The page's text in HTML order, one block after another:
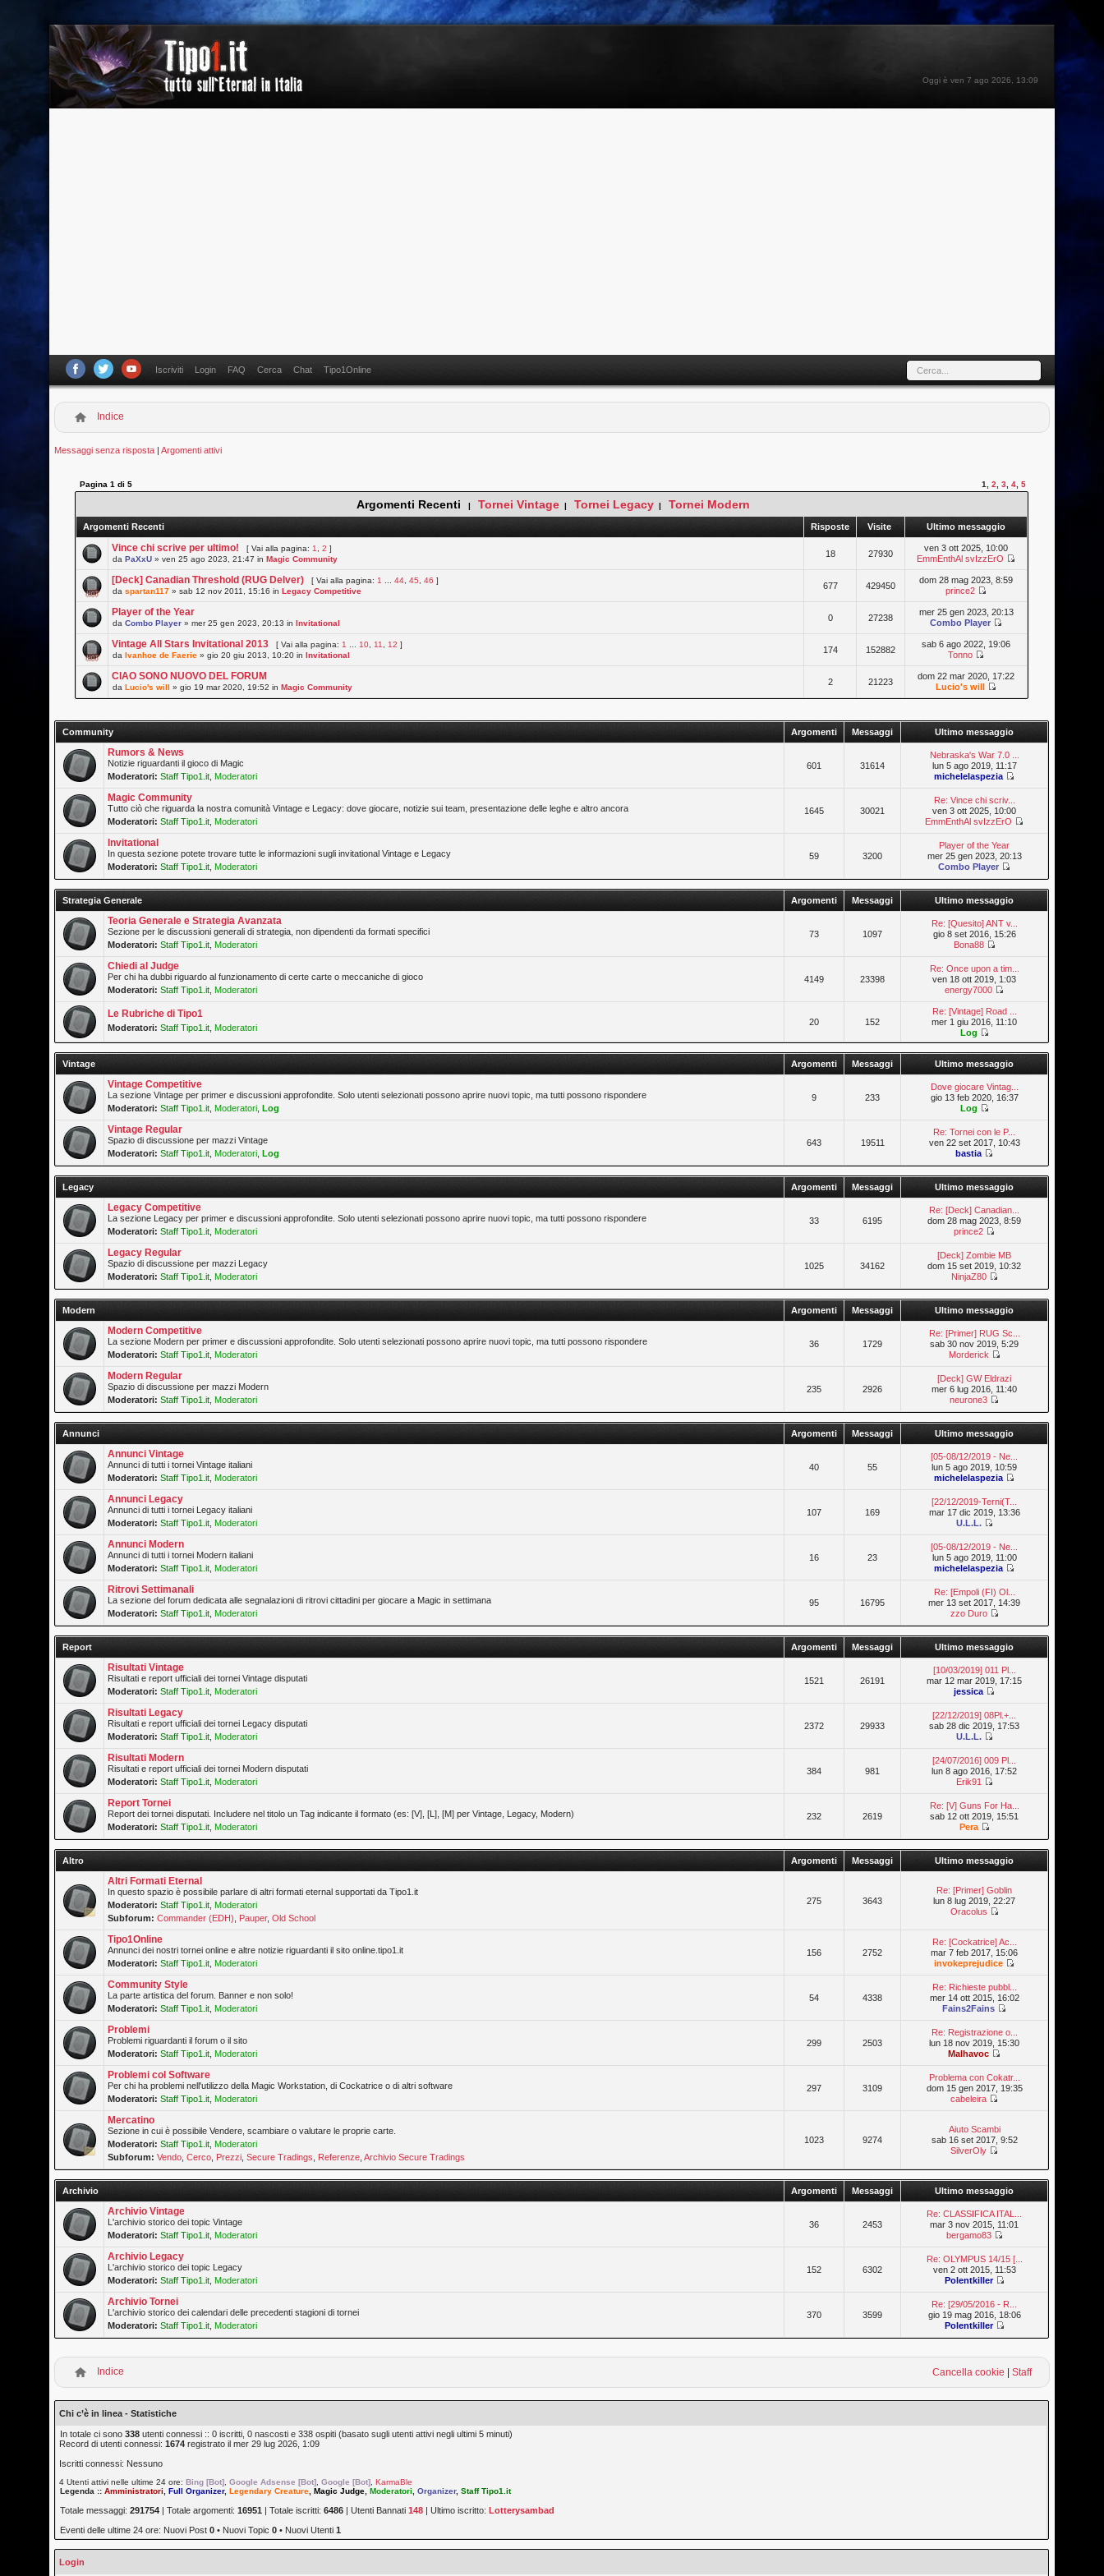
Oggi è ven 7 ago 2026, 13:09
Iscriviti Login FAQ Cerca Chat Tipo1Online
Indice
Messaggi senza risposta |Argomenti attivi
Pagina1 di5 1 ,2 ,3 ,4 ,5
Argomenti Recenti | Tornei Vintage | Tornei Legacy | Tornei Modern
Argomenti Recenti Risposte Visite Ultimo messaggio
Vince chi scrive per ultimo! [ Vai alla pagina: 1 ,2 ]
daPaXxU » ven 25 ago 2023, 21:47 inMagic Community
18 27930
ven 3 ott 2025, 10:00
EmmEnthAl svIzzErO
[Deck] Canadian Threshold (RUG Delver) [ Vai alla pagina: 1 ...44 ,45 ,46 ]
daspartan117 » sab 12 nov 2011, 15:16 inLegacy Competitive
677 429450
dom 28 mag 2023, 8:59
prince2
Player of the Year
daCombo Player » mer 25 gen 2023, 20:13 inInvitational
0 27238
mer 25 gen 2023, 20:13
Combo Player
Vintage All Stars Invitational 2013 [ Vai alla pagina: 1 10 11 12 ]
daIvanhoe de Faerie » gio 20 giu 2013, 10:20 inInvitational
174 152882
sab 6 ago 2022, 19:06
Tonno
CIAO SONO NUOVO DEL FORUM
daLucio's will » gio 19 mar 2020, 19:52 inMagic Community
2 21223
dom 22 mar 2020, 17:22
Lucio's will
Community Argomenti Messaggi Ultimo messaggio
Rumors & News
Notizie riguardanti il gioco di Magic
Moderatori: Staff Tipo1.it Moderatori
601 31614
Nebraska's War 7.0 ...
lun 5 ago 2019, 11:17
michelelaspezia
Magic Community
Tutto ciò che riguarda la nostra comunità Vintage e Legacy: dove giocare, notizie sui team, presentazione delle leghe e altro ancora
Moderatori: Staff Tipo1.it Moderatori
1645 30021
Re: Vince chi scriv...
ven 3 ott 2025, 10:00
EmmEnthAl svIzzErO
Invitational
In questa sezione potete trovare tutte le informazioni sugli invitational Vintage e Legacy
Moderatori: Staff Tipo1.it Moderatori
59 3200
Player of the Year
mer 25 gen 2023, 20:13
Combo Player
Strategia Generale Argomenti Messaggi Ultimo messaggio
Teoria Generale e Strategia Avanzata
Sezione per le discussioni generali di strategia, non dipendenti da formati specifici
Moderatori: Staff Tipo1.it Moderatori
73 1097
Re: [Quesito] ANT v...
gio 8 set 2016, 15:26
Bona88
Chiedi al Judge
Per chi ha dubbi riguardo al funzionamento di certe carte o meccaniche di gioco
Moderatori: Staff Tipo1.it Moderatori
4149 23398
Re: Once upon a tim...
ven 18 ott 2019, 1:03
energy7000
Le Rubriche di Tipo1
Moderatori: Staff Tipo1.it Moderatori
20 152
Re: [Vintage] Road ...
mer 1 giu 2016, 11:10
Log
Vintage Argomenti Messaggi Ultimo messaggio
Vintage Competitive
La sezione Vintage per primer e discussioni approfondite. Solo utenti selezionati possono aprire nuovi topic, ma tutti possono rispondere
Moderatori: Staff Tipo1.it Moderatori ,Log
9 233
Dove giocare Vintag...
gio 13 feb 2020, 16:37
Log
Vintage Regular
Spazio di discussione per mazzi Vintage
Moderatori: Staff Tipo1.it Moderatori ,Log
643 19511
Re: Tornei con le P...
ven 22 set 2017, 10:43
bastia
Legacy Argomenti Messaggi Ultimo messaggio
Legacy Competitive
La sezione Legacy per primer e discussioni approfondite. Solo utenti selezionati possono aprire nuovi topic, ma tutti possono rispondere
Moderatori: Staff Tipo1.it Moderatori
33 6195
Re: [Deck] Canadian...
dom 28 mag 2023, 8:59
prince2
Legacy Regular
Spazio di discussione per mazzi Legacy
Moderatori: Staff Tipo1.it Moderatori
1025 34162
[Deck] Zombie MB
dom 15 set 2019, 10:32
NinjaZ80
Modern Argomenti Messaggi Ultimo messaggio
Modern Competitive
La sezione Modern per primer e discussioni approfondite. Solo utenti selezionati possono aprire nuovi topic, ma tutti possono rispondere
Moderatori: Staff Tipo1.it Moderatori
36 1729
Re: [Primer] RUG Sc...
sab 30 nov 2019, 5:29
Morderick
Modern Regular
Spazio di discussione per mazzi Modern
Moderatori: Staff Tipo1.it Moderatori
235 2926
[Deck] GW Eldrazi
mer 6 lug 2016, 11:40
neurone3
Annunci Argomenti Messaggi Ultimo messaggio
Annunci Vintage
Annunci di tutti i tornei Vintage italiani
Moderatori: Staff Tipo1.it Moderatori
40 55
[05-08/12/2019 - Ne...
lun 5 ago 2019, 10:59
michelelaspezia
Annunci Legacy
Annunci di tutti i tornei Legacy italiani
Moderatori: Staff Tipo1.it Moderatori
107 169
[22/12/2019-Terni(T...
mar 17 dic 2019, 13:36
U.L.L.
Annunci Modern
Annunci di tutti i tornei Modern italiani
Moderatori: Staff Tipo1.it Moderatori
16 23
[05-08/12/2019 - Ne...
lun 5 ago 2019, 11:00
michelelaspezia
Ritrovi Settimanali
La sezione del forum dedicata alle segnalazioni di ritrovi cittadini per giocare a Magic in settimana
Moderatori: Staff Tipo1.it Moderatori
95 16795
Re: [Empoli (FI) Ol...
mer 13 set 2017, 14:39
zzo Duro
Report Argomenti Messaggi Ultimo messaggio
Risultati Vintage
Risultati e report ufficiali dei tornei Vintage disputati
Moderatori: Staff Tipo1.it Moderatori
1521 26191
[10/03/2019] 011 Pl...
mar 12 mar 2019, 17:15
jessica
Risultati Legacy
Risultati e report ufficiali dei tornei Legacy disputati
Moderatori: Staff Tipo1.it Moderatori
2372 29933
[22/12/2019] 08Pl.+...
sab 28 dic 2019, 17:53
U.L.L.
Risultati Modern
Risultati e report ufficiali dei tornei Modern disputati
Moderatori: Staff Tipo1.it Moderatori
384 981
[24/07/2016] 009 Pl...
lun 8 ago 2016, 17:52
Erik91
Report Tornei
Report dei tornei disputati. Includere nel titolo un Tag indicante il formato (es: [V], [L], [M] per Vintage, Legacy, Modern)
Moderatori: Staff Tipo1.it Moderatori
232 2619
Re: [V] Guns For Ha...
sab 12 ott 2019, 15:51
Pera
Altro Argomenti Messaggi Ultimo messaggio
Altri Formati Eternal
In questo spazio è possibile parlare di altri formati eternal supportati da Tipo1.it
Moderatori: Staff Tipo1.it Moderatori
Subforum:Commander (EDH) Pauper,Old School
275 3643
Re: [Primer] Goblin
lun 8 lug 2019, 22:27
Oracolus
Tipo1Online
Annunci dei nostri tornei online e altre notizie riguardanti il sito online.tipo1.it
Moderatori: Staff Tipo1.it Moderatori
156 2752
Re: [Cockatrice] Ac...
mar 7 feb 2017, 15:06
invokeprejudice
Community Style
La parte artistica del forum. Banner e non solo!
Moderatori: Staff Tipo1.it Moderatori
54 4338
Re: Richieste pubbl...
mer 14 ott 2015, 16:02
Fains2Fains
Problemi
Problemi riguardanti il forum o il sito
Moderatori: Staff Tipo1.it Moderatori
299 2503
Re: Registrazione o...
lun 18 nov 2019, 15:30
Malhavoc
Problemi col Software
Per chi ha problemi nell'utilizzo della Magic Workstation, di Cockatrice o di altri software
Moderatori: Staff Tipo1.it Moderatori
297 3109
Problema con Cokatr...
dom 15 gen 2017, 19:35
cabeleira
Mercatino
Sezione in cui è possibile Vendere, scambiare o valutare le proprie carte.
Moderatori: Staff Tipo1.it Moderatori
Subforum:Vendo ,Cerco Prezzi ,Secure Tradings Referenze ,Archivio Secure Tradings
1023 9274
Aiuto Scambi
sab 16 set 2017, 9:52
SilverOly
Archivio Argomenti Messaggi Ultimo messaggio
Archivio Vintage
L'archivio storico dei topic Vintage
Moderatori: Staff Tipo1.it Moderatori
36 2453
Re: CLASSIFICA ITAL...
mar 3 nov 2015, 11:01
bergamo83
Archivio Legacy
L'archivio storico dei topic Legacy
Moderatori: Staff Tipo1.it Moderatori
152 6302
Re: OLYMPUS 14/15 [...
ven 2 ott 2015, 11:53
Polentkiller
Archivio Tornei
L'archivio storico dei calendari delle precedenti stagioni di tornei
Moderatori: Staff Tipo1.it Moderatori
370 3599
Re: [29/05/2016 - R...
gio 19 mag 2016, 18:06
Polentkiller
Cancella cookie Staff
Indice
Chi c’è in linea - Statistiche
In totale ci sono338 utenti connessi :: 0 iscritti, 0 nascosti e 338 ospiti (basato sugli utenti attivi negli ultimi 5 minuti)
Record di utenti connessi:1674 registrato il mer 29 lug 2026, 1:09
Iscritti connessi: Nessuno
4 Utenti attivi nelle ultime 24 ore:Bing [Bot] ,Google Adsense [Bot] ,Google [Bot] ,KarmaBle
Legenda ::Amministratori ,Full Organizer,Legendary Creature ,Magic Judge ,Moderatori ,Organizer,Staff Tipo1.it
Totale messaggi:291754 | Totale argomenti:16951 | Totale iscritti:6486 | Utenti Bannati148 | Ultimo iscritto:Lotterysambad
Eventi delle ultime 24 ore: Nuovi Post0 • Nuovi Topic0 • Nuovi Utenti1
Login